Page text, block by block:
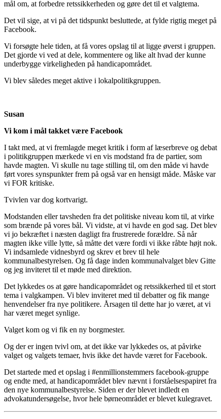
mål om, at forbedre retssikkerheden og gøre det til et valgtema.
Det vil sige, at vi på det tidspunkt besluttede, at fylde rigtig meget på
Facebook.
Vi forsøgte hele tiden, at få vores opslag til at ligge øverst i gruppen.
Det gjorde vi ved at dele, kommentere og like alt hvad der kunne
underbygge virkeligheden på handicapområdet.
Vi blev således meget aktive i lokalpolitikgruppen.
Susan
Vi kom i mål takket være Facebook
I takt med, at vi fremlagde meget kritik i form af læserbreve og debat
i politikgruppen mærkede vi en vis modstand fra de partier, som
havde magten. Vi skulle nu tage stilling til, om den måde vi havde
ført vores synspunkter frem på også var en hensigt måde. Måske var
vi FOR kritiske.
Tvivlen var dog kortvarigt.
Modstanden eller tavsheden fra det politiske niveau kom til, at virke
som brænde på vores bål. Vi vidste, at vi havde en god sag. Det blev
vi jo bekræftet i næsten dagligt fra frustrerede forældre. Så når
magten ikke ville lytte, så måtte det være fordi vi ikke råbte højt nok.
Vi indsamlede vidnesbyrd og skrev et brev til hele
kommunalbestyrelsen. Og få dage inden kommunalvalget blev Gitte
og jeg inviteret til et møde med direktion.
Det lykkedes os at gøre handicapområdet og retssikkerhed til et stort
tema i valgkampen. Vi blev inviteret med til debatter og fik mange
henvendelser fra nye politikere. Årsagen til dette har jo været, at vi
har været meget synlige.
Valget kom og vi fik en ny borgmester.
Og der er ingen tvivl om, at det ikke var lykkedes os, at påvirke
valget og valgets temaer, hvis ikke det havde været for Facebook.
Det startede med et opslag i #enmillionstemmers facebook-gruppe
og endte med, at handicapområdet blev nævnt i forståelsespapiret fra
den nye kommunalbestyrelse. Siden er der blevet indledt en
advokatundersøgelse, hvor hele børneområdet er blevet kulegravet.